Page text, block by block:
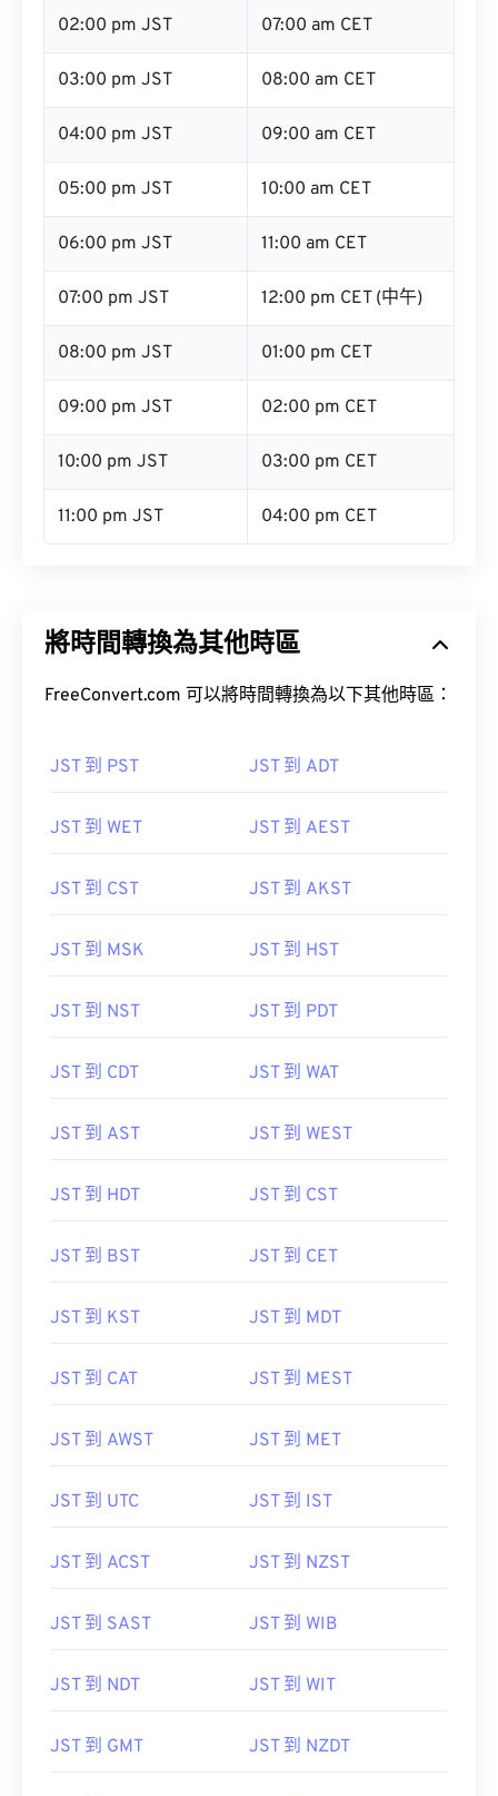
02:00 pm JST 07:00 am CET
03:00 pm JST 08:00 am CET
04:00 pm JST 09:00 am CET
05:00 pm JST 10:00 am CET
06:00 pm JST 11:00 am CET
07:00 pm JST 12:00 pm CET (中午)
08:00 pm JST 01:00 pm CET
09:00 pm JST 02:00 pm CET
10:00 pm JST 03:00 pm CET
11:00 pm JST 04:00 pm CET
將時間轉換為其他時區
FreeConvert.com 可以將時間轉換為以下其他時區：
JST 到 PST JST 到 ADT
JST 到 WET JST 到 AEST
JST 到 CST JST 到 AKST
JST 到 MSK JST 到 HST
JST 到 NST JST 到 PDT
JST 到 CDT JST 到 WAT
JST 到 AST JST 到 WEST
JST 到 HDT JST 到 CST
JST 到 BST JST 到 CET
JST 到 KST JST 到 MDT
JST 到 CAT JST 到 MEST
JST 到 AWST JST 到 MET
JST 到 UTC JST 到 IST
JST 到 ACST JST 到 NZST
JST 到 SAST JST 到 WIB
JST 到 NDT JST 到 WIT
JST 到 GMT JST 到 NZDT